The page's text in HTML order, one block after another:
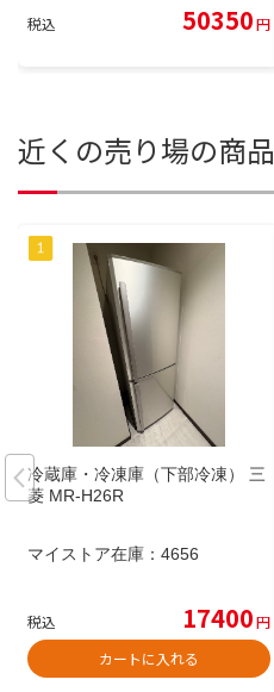
税込 50350円
近くの売り場の商品
冷蔵庫・冷凍庫（下部冷凍） 三
菱 MR-H26R
マイストア在庫： 4656
税込 17400円
カートに入れる